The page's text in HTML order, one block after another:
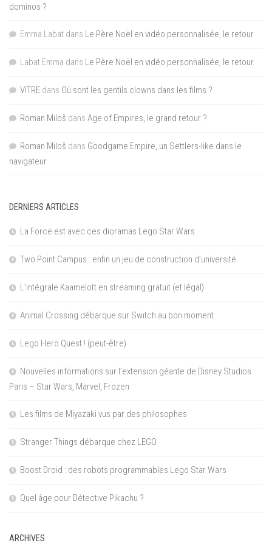
dominos ?
Emma Labat dans Le Père Noël en vidéo personnalisée, le retour
Labat Emma dans Le Père Noël en vidéo personnalisée, le retour
VITRE dans Où sont les gentils clowns dans les films ?
Roman Miloš dans Age of Empires, le grand retour ?
Roman Miloš dans Goodgame Empire, un Settlers-like dans le
navigateur
DERNIERS ARTICLES
La Force est avec ces dioramas Lego Star Wars
Two Point Campus : enfin un jeu de construction d’université
L’intégrale Kaamelott en streaming gratuit (et légal)
Animal Crossing débarque sur Switch au bon moment
Lego Hero Quest ! (peut-être)
Nouvelles informations sur l’extension géante de Disney Studios
Paris – Star Wars, Marvel, Frozen
Les films de Miyazaki vus par des philosophes
Stranger Things débarque chez LEGO
Boost Droid : des robots programmables Lego Star Wars
Quel âge pour Détective Pikachu ?
ARCHIVES